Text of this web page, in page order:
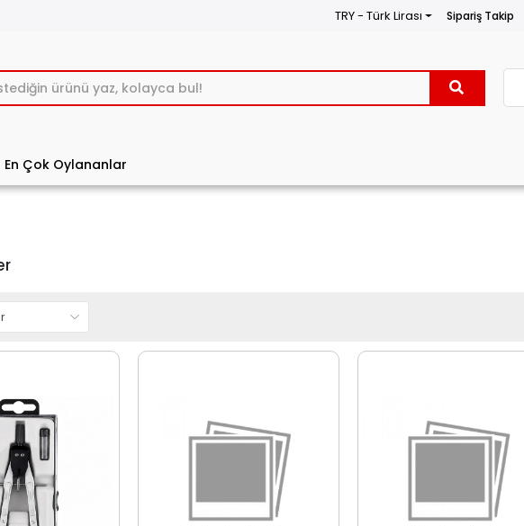
TRY - Türk Lirası Sipariş Takip
En Çok Oylananlar